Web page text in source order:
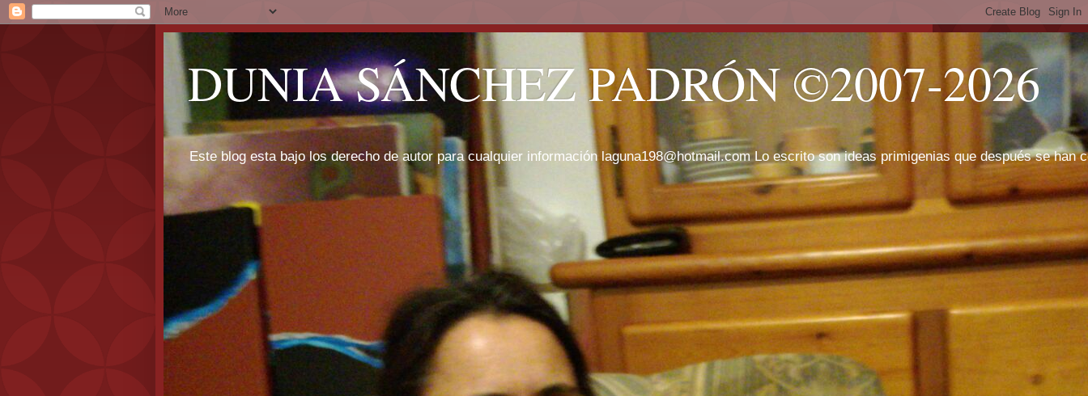
DUNIA SÁNCHEZ PADRÓN ©2007-2026
Este blog esta bajo los derecho de autor para cualquier información laguna198@hotmail.com Lo escrito son ideas primigenias que después se han